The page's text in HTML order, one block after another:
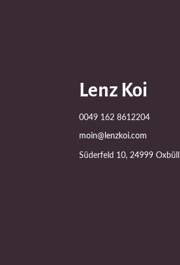
Lenz Koi
0049 162 8612204
moin@lenzkoi.com
Süderfeld 10, 24999 Oxbüll